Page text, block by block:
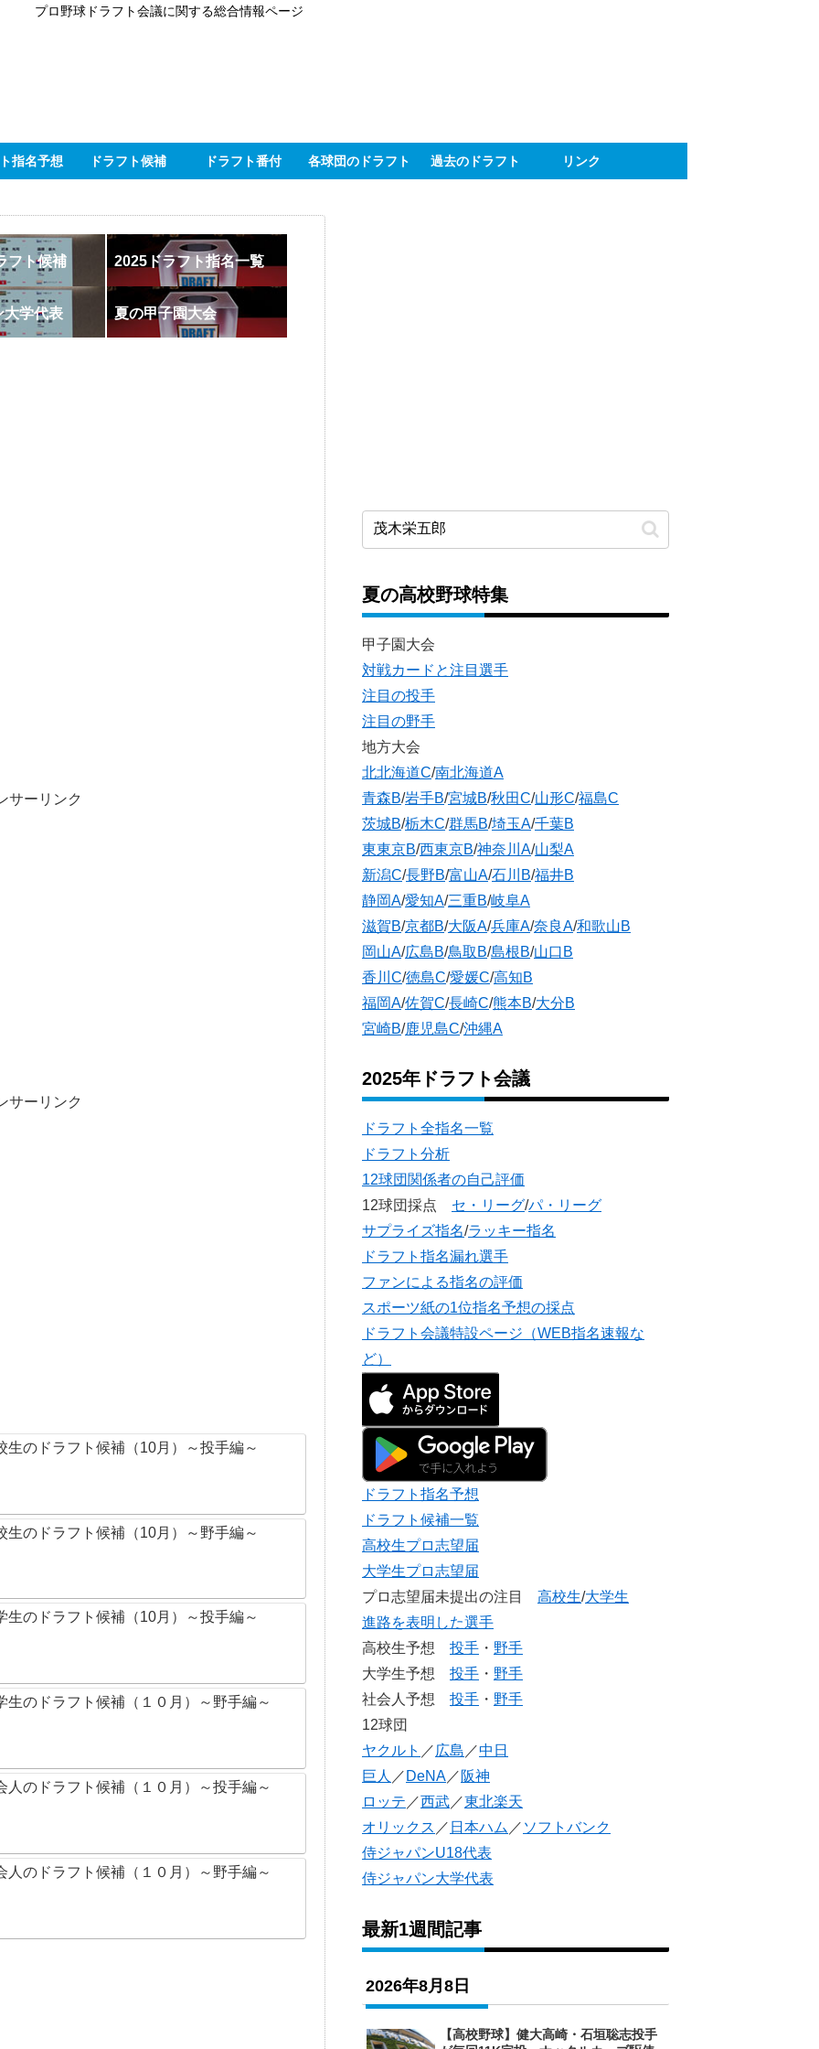
プロ野球ドラフト会議に関する総合情報ページ
指名予想 ドラフト候補 ドラフト番付 各球団のドラフト 過去のドラフト リンク
フト候補 2025ドラフト指名一覧
大学代表 夏の甲子園大会
サーリンク
サーリンク
生のドラフト候補（10月）～投手編～
生のドラフト候補（10月）～野手編～
生のドラフト候補（10月）～投手編～
生のドラフト候補（１０月）～野手編～
人のドラフト候補（１０月）～投手編～
人のドラフト候補（１０月）～野手編～
夏の高校野球特集
甲子園大会
対戦カードと注目選手
注目の投手
注目の野手
地方大会
北北海道C/南北海道A
青森B/岩手B/宮城B/秋田C/山形C/福島C
茨城B/栃木C/群馬B/埼玉A/千葉B
東東京B/西東京B/神奈川A/山梨A
新潟C/長野B/富山A/石川B/福井B
静岡A/愛知A/三重B/岐阜A
滋賀B/京都B/大阪A/兵庫A/奈良A/和歌山B
岡山A/広島B/鳥取B/島根B/山口B
香川C/徳島C/愛媛C/高知B
福岡A/佐賀C/長崎C/熊本B/大分B
宮崎B/鹿児島C/沖縄A
2025年ドラフト会議
ドラフト全指名一覧
ドラフト分析
12球団関係者の自己評価
12球団採点 セ・リーグ/パ・リーグ
サプライズ指名/ラッキー指名
ドラフト指名漏れ選手
ファンによる指名の評価
スポーツ紙の1位指名予想の採点
ドラフト会議特設ページ（WEB指名速報な
ど）
ドラフト指名予想
ドラフト候補一覧
高校生プロ志望届
大学生プロ志望届
プロ志望届未提出の注目 高校生/大学生
進路を表明した選手
高校生予想 投手 ・ 野手
大学生予想 投手 ・ 野手
社会人予想 投手 ・ 野手
12球団
ヤクルト ／ 広島 ／中日
巨人 ／ DeNA ／ 阪神
ロッテ ／西武 ／東北楽天
オリックス ／ 日本ハム ／ ソフトバンク
侍ジャパンU18代表
侍ジャパン大学代表
最新1週間記事
2026年8月8日
【高校野球】健大高崎・石垣聡志投手